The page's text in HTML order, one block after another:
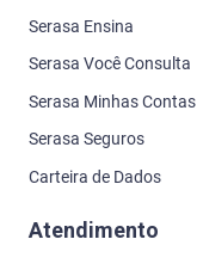
Serasa Ensina
Serasa Você Consulta
Serasa Minhas Contas
Serasa Seguros
Carteira de Dados
Atendimento